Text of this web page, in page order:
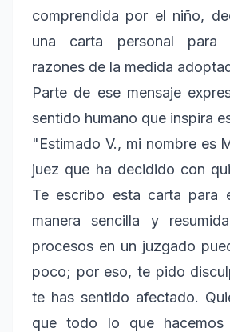
comprendida por el niño,
una carta personal para
razones de la medida
Parte de ese mensaje
sentido humano que inspira
"Estimado V., mi nombre es
juez que ha decidido con
Te escribo esta carta para
manera sencilla y
procesos en un juzgado
poco; por eso, te pido
te has sentido afectado.
que todo lo que